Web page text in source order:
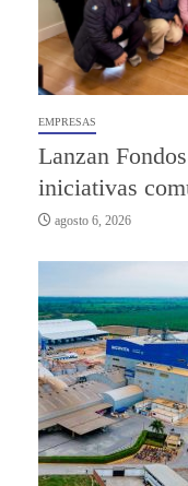
EMPRESAS
Lanzan
iniciativas
agosto 6, 2026